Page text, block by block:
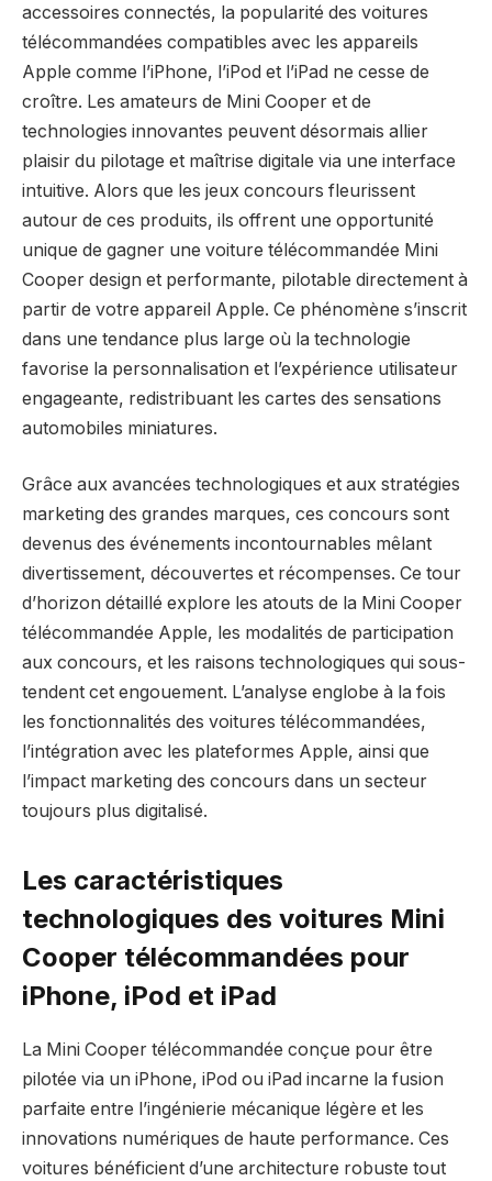
accessoires connectés, la popularité des voitures
télécommandées compatibles avec les appareils
Apple comme l’iPhone, l’iPod et l’iPad ne cesse de
croître. Les amateurs de Mini Cooper et de
technologies innovantes peuvent désormais allier
plaisir du pilotage et maîtrise digitale via une interface
intuitive. Alors que les jeux concours fleurissent
autour de ces produits, ils offrent une opportunité
unique de gagner une voiture télécommandée Mini
Cooper design et performante, pilotable directement à
partir de votre appareil Apple. Ce phénomène s’inscrit
dans une tendance plus large où la technologie
favorise la personnalisation et l’expérience utilisateur
engageante, redistribuant les cartes des sensations
automobiles miniatures.
Grâce aux avancées technologiques et aux stratégies
marketing des grandes marques, ces concours sont
devenus des événements incontournables mêlant
divertissement, découvertes et récompenses. Ce tour
d’horizon détaillé explore les atouts de la Mini Cooper
télécommandée Apple, les modalités de participation
aux concours, et les raisons technologiques qui sous-
tendent cet engouement. L’analyse englobe à la fois
les fonctionnalités des voitures télécommandées,
l’intégration avec les plateformes Apple, ainsi que
l’impact marketing des concours dans un secteur
toujours plus digitalisé.
Les caractéristiques
technologiques des voitures Mini
Cooper télécommandées pour
iPhone, iPod et iPad
La Mini Cooper télécommandée conçue pour être
pilotée via un iPhone, iPod ou iPad incarne la fusion
parfaite entre l’ingénierie mécanique légère et les
innovations numériques de haute performance. Ces
voitures bénéficient d’une architecture robuste tout